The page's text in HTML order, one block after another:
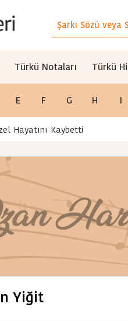
Türkü Notaları Türkü
E F G H I
Hayatını Kaybetti
Yiğit